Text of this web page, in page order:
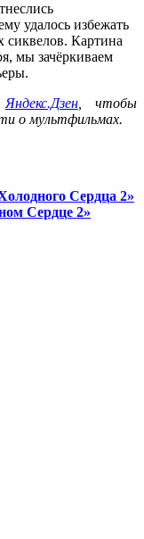
удалось избежать
сиквелов. Картина
мы зачёркиваем
Яндекс.Дзен, чтобы
о мультфильмах.
Сердца 2»
Сердце 2»